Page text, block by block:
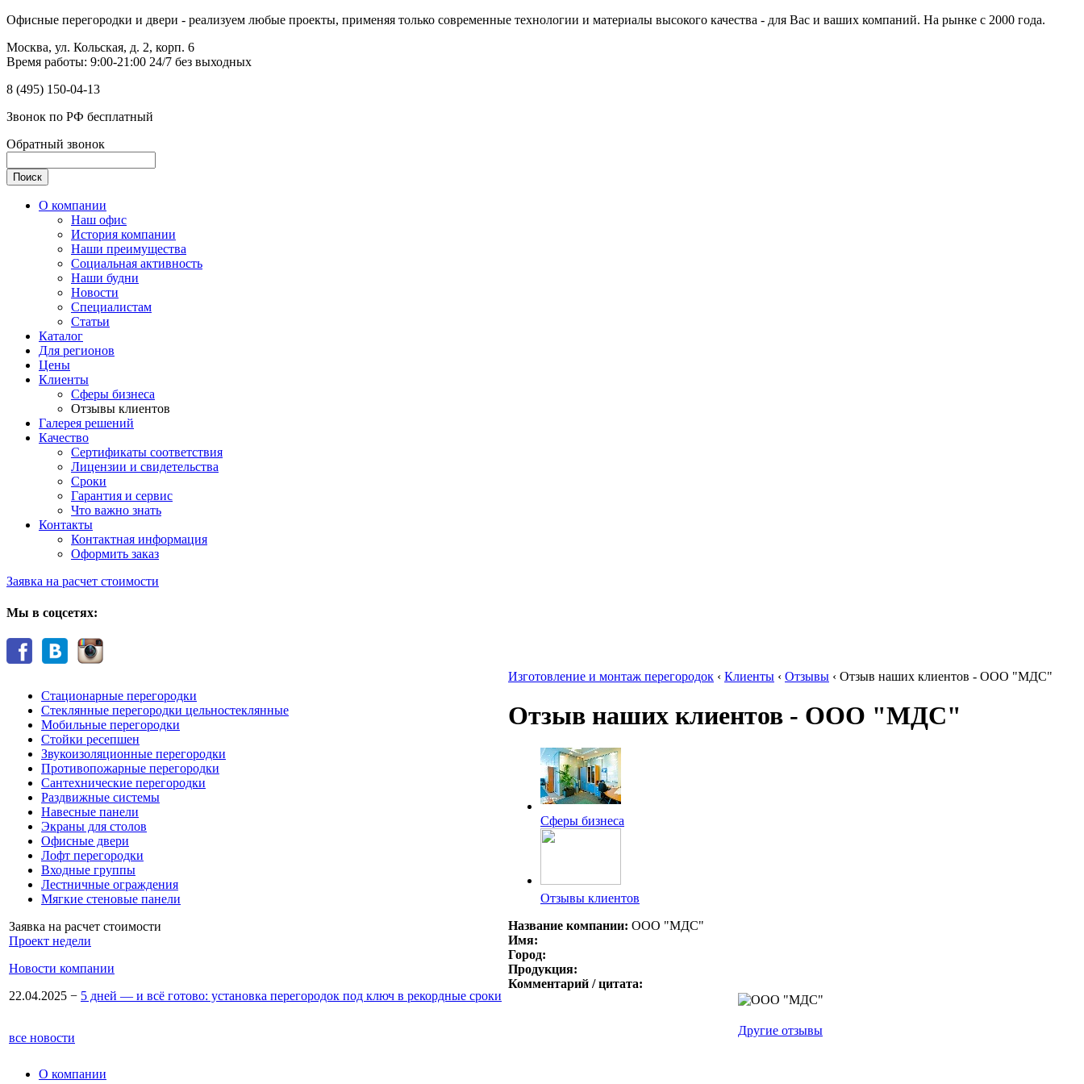
Офисные перегородки и двери - реализуем любые проекты, применяя только современные технологии и материалы высокого качества - для Вас и ваших компаний. На рынке с 2000 года.
Москва, ул. Кольская, д. 2, корп. 6
Время работы: 9:00-21:00 24/7 без выходных
8 (495) 150-04-13
Звонок по РФ бесплатный
Обратный звонок
О компании
Наш офис
История компании
Наши преимущества
Социальная активность
Наши будни
Новости
Специалистам
Статьи
Каталог
Для регионов
Цены
Клиенты
Сферы бизнеса
Отзывы клиентов
Галерея решений
Качество
Сертификаты соответствия
Лицензии и свидетельства
Сроки
Гарантия и сервис
Что важно знать
Контакты
Контактная информация
Оформить заказ
Заявка на расчет стоимости
Мы в соцсетях:
Стационарные перегородки
Стеклянные перегородки цельностеклянные
Мобильные перегородки
Стойки ресепшен
Звукоизоляционные перегородки
Противопожарные перегородки
Сантехнические перегородки
Раздвижные системы
Навесные панели
Экраны для столов
Офисные двери
Лофт перегородки
Входные группы
Лестничные ограждения
Мягкие стеновые панели
Заявка на расчет стоимости
Проект недели
Новости компании
22.04.2025 − 5 дней — и всё готово: установка перегородок под ключ в рекордные сроки
все новости
Изготовление и монтаж перегородок ‹ Клиенты ‹ Отзывы ‹ Отзыв наших клиентов - ООО "МДС"
Отзыв наших клиентов - ООО "МДС"
Сферы бизнеса
Отзывы клиентов
Название компании: ООО "МДС"
Имя:
Город:
Продукция:
Комментарий / цитата:
Другие отзывы
О компании